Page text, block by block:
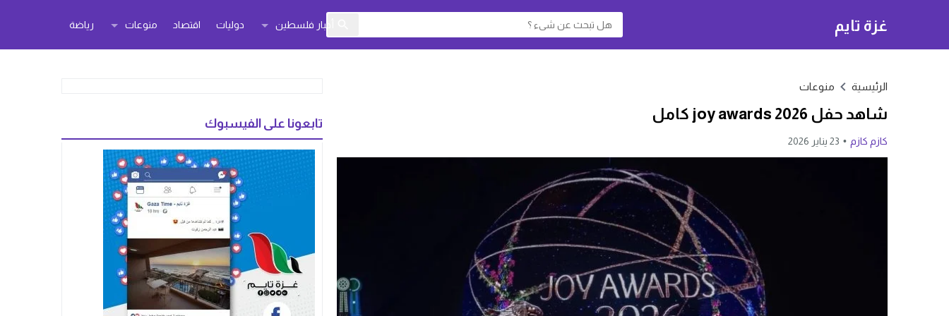
غزة تايم أخبار فلسطين دوليات اقتصاد منوعات رياضة
الرئيسية منوعات
شاهد حفل joy awards 2026 كامل
كازم كازم 23 يناير 2026
تابعونا على الفيسبوك